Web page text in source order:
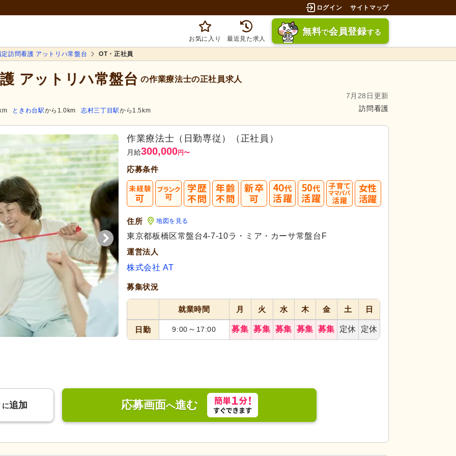
ログイン サイトマップ
お気に入り 最近見た求人
無料で会員登録する
定訪問看護 アットリハ常盤台 OT・正社員
アットリハ常盤台 の作業療法士の正社員求人
7月28日更新
訪問看護
ときわ台駅から1.0km 志村三丁目駅から1.5km
作業療法士（日勤専従）（正社員）
月給300,000円〜
応募条件
住所 地図を見る
東京都板橋区常盤台4-7-10ラ・ミア・カーサ常盤台F
運営法人
株式会社 AT
募集状況
就業時間 月 火 水 木 金 土 日
日勤 9:00 ～ 17:00 募集 募集 募集 募集 募集 定休 定休
に追加 応募画面へ進む